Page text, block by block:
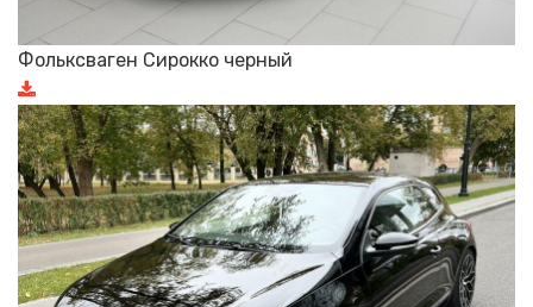
Фольксваген Сирокко черный